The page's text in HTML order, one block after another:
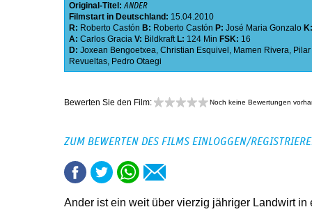
Original-Titel:ANDER
Filmstart in Deutschland: 15.04.2010
R: Roberto Castón B: Roberto Castón P: José Maria Gonzalo
A: Carlos Gracia V: Bildkraft L: 124 Min FSK: 16
D: Joxean Bengoetxea, Christian Esquivel , Mamen Rivera,
Revueltas, Pedro Otaegi
Bewerten Sie den Film: Noch keine Bewertungen
ZUM BEWERTEN DES FILMS EINLOGGEN/
Ander ist ein weit über vierzig jähriger Landwirt in